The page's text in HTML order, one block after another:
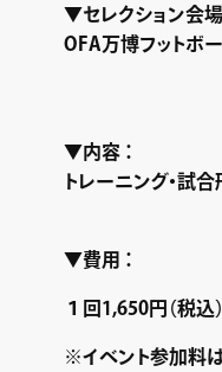
▼セレクション会場
OFA万博フットボ
▼内容 ：
トレーニング・試
▼費用 ：
１回1,650円（税込
※イベント参加料